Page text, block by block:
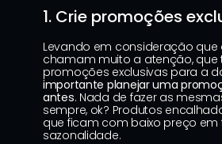
1. Crie promoções
Levando em consideração que
chamam muito a atenção, que
promoções exclusivas para a
importante planejar uma
antes. Nada de fazer as
sempre, ok? Produtos
que ficam com baixo preço em
sazonalidade.